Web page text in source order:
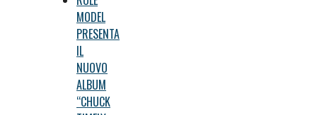
MODEL
PRESENTA
IL
NUOVO
ALBUM
“CHUCK